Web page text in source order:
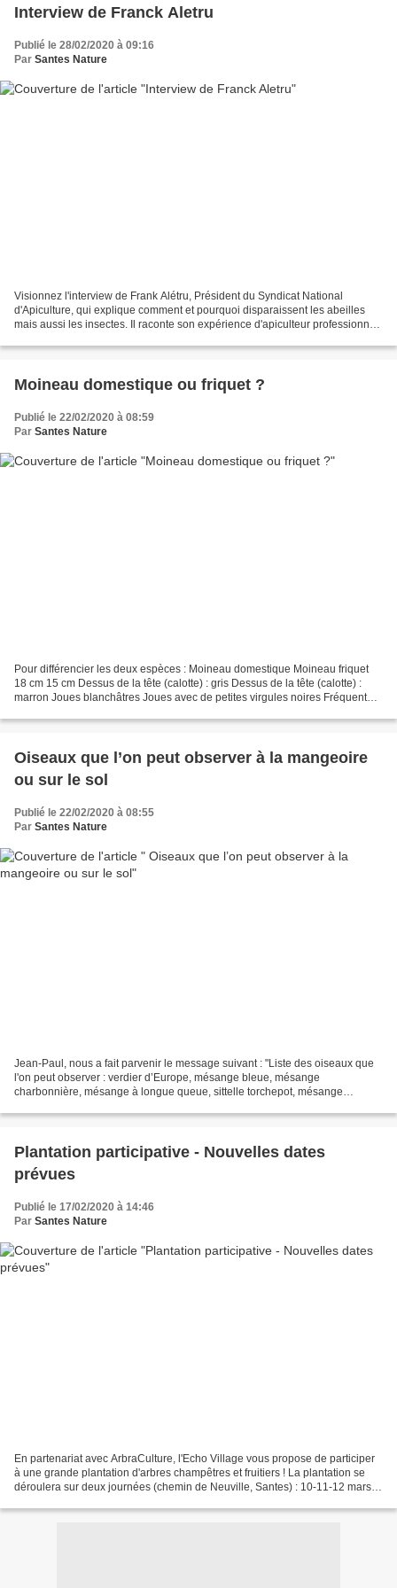
Interview de Franck Aletru
Publié le 28/02/2020 à 09:16
Par Santes Nature
Visionnez l'interview de Frank Alétru, Président du Syndicat National
d'Apiculture, qui explique comment et pourquoi disparaissent les abeilles
mais aussi les insectes. Il raconte son expérience d'apiculteur professionnel
Moineau domestique ou friquet ?
Publié le 22/02/2020 à 08:59
Par Santes Nature
Pour différencier les deux espèces : Moineau domestique Moineau friquet
18 cm 15 cm Dessus de la tête (calotte) : gris Dessus de la tête (calotte) :
marron Joues blanchâtres Joues avec de petites virgules noires Fréquente
Oiseaux que l’on peut observer à la mangeoire
ou sur le sol
Publié le 22/02/2020 à 08:55
Par Santes Nature
Jean-Paul, nous a fait parvenir le message suivant : "Liste des oiseaux que
l'on peut observer : verdier d’Europe, mésange bleue, mésange
charbonnière, mésange à longue queue, sittelle torchepot, mésange
Plantation participative - Nouvelles dates
prévues
Publié le 17/02/2020 à 14:46
Par Santes Nature
En partenariat avec ArbraCulture, l'Echo Village vous propose de participer
à une grande plantation d'arbres champêtres et fruitiers ! La plantation se
déroulera sur deux journées (chemin de Neuville, Santes) : 10-11-12 mars